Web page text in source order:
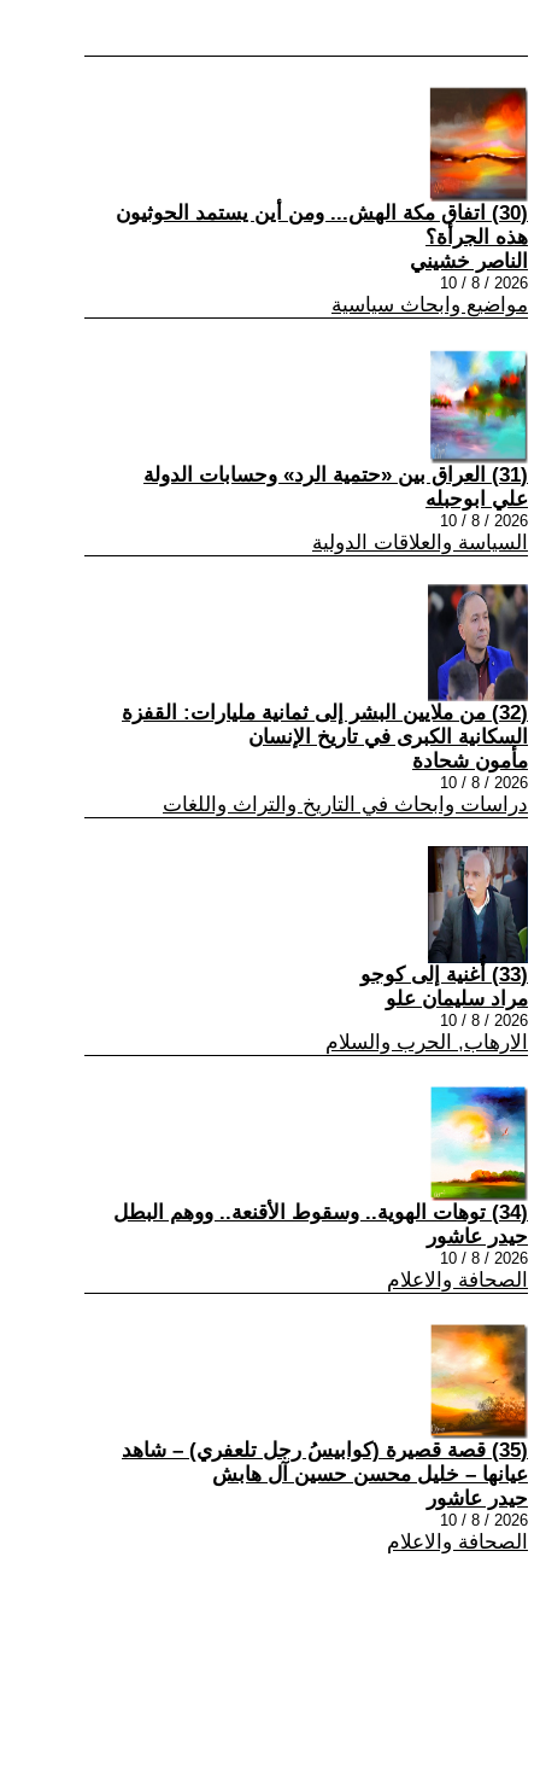
(30) اتفاق مكة الهش... ومن أين يستمد الحوثيون
هذه الجرأة؟
الناصر خشيني
2026 / 8 / 10
مواضيع وابحاث سياسية
(31) العراق بين «حتمية الرد» وحسابات الدولة
علي ابوحبله
2026 / 8 / 10
السياسة والعلاقات الدولية
(32) من ملايين البشر إلى ثمانية مليارات: القفزة
السكانية الكبرى في تاريخ الإنسان
مأمون شحادة
2026 / 8 / 10
دراسات وابحاث في التاريخ والتراث واللغات
(33) أُغنية إلى كوجو
مراد سليمان علو
2026 / 8 / 10
الارهاب, الحرب والسلام
(34) توهات الهوية.. وسقوط الأقنعة.. ووهم البطل
حيدر عاشور
2026 / 8 / 10
الصحافة والاعلام
(35) قصة قصيرة (كوابيسُ رجل تلعفري) – شاهد
عيانها – خليل محسن حسين آل هابش
حيدر عاشور
2026 / 8 / 10
الصحافة والاعلام